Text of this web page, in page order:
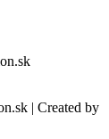
| Created by